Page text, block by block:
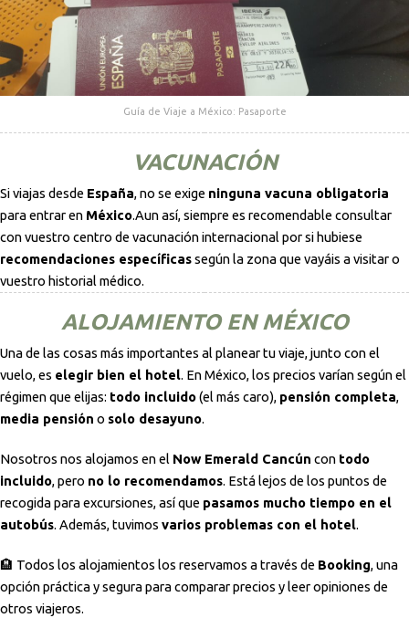
Guía de Viaje a México: Pasaporte
VACUNACIÓN
Si viajas desde España, no se exige ninguna vacuna obligatoria
para entrar en México.Aun así, siempre es recomendable consultar
con vuestro centro de vacunación internacional por si hubiese
recomendaciones específicassegún la zona que vayáis a visitar o
vuestro historial médico.
ALOJAMIENTO EN MÉXICO
Una de las cosas más importantes al planear tu viaje, junto con el
vuelo, es elegir bien el hotel. En México, los precios varían según el
régimen que elijas: todo incluido(el más caro), pensión completa,
media pensión o solo desayuno.
Nosotros nos alojamos en el Now Emerald Cancún con todo
incluido, pero no lo recomendamos. Está lejos de los puntos de
recogida para excursiones, así que pasamos mucho tiempo en el
autobús. Además, tuvimos varios problemas con el hotel.
🏨 Todos los alojamientos los reservamos a través de Booking, una
opción práctica y segura para comparar precios y leer opiniones de
otros viajeros.